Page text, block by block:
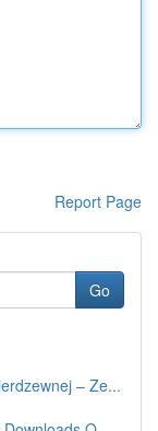
Report Page
Go
– Ze...